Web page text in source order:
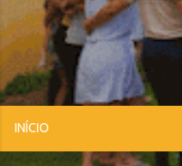
INÍCIO